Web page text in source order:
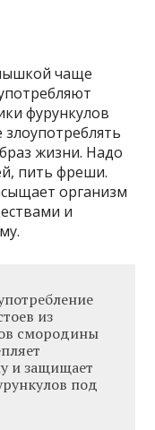
чаще
фурункулов
злоупотреблять
жизни. Надо
пить фреши.
организм
и
из
смородины
и защищает
под